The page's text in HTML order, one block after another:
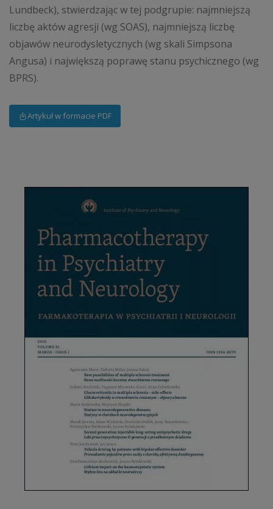
Lundbeck), stwierdzając w tej podgrupie: najmniejszą
liczbę aktów agresji (wg SOAS), najmniejszą liczbę
objawów neurodysletycznych (wg skali Simpsona
Angusa) i największą poprawę stanu psychicznego (wg
BPRS).
Artykuł w formacie PDF